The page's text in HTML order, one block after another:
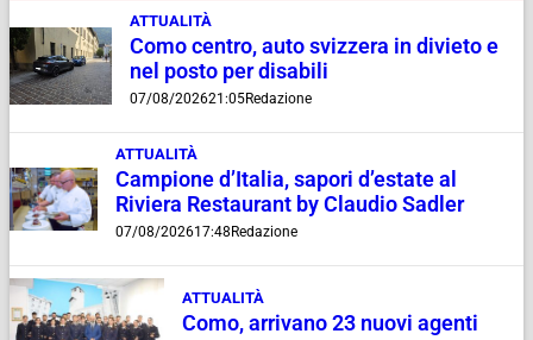
ATTUALITÀ
Como centro, auto svizzera in divieto e
nel posto per disabili
07/08/202621:05Redazione
ATTUALITÀ
Campione d’Italia, sapori d’estate al
Riviera Restaurant by Claudio Sadler
07/08/202617:48Redazione
ATTUALITÀ
Como, arrivano 23 nuovi agenti